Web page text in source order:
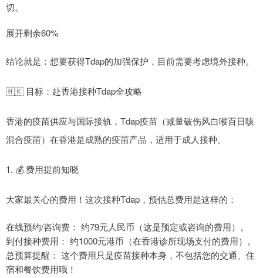
切。
展开剩余60%
结论就是：想要获得Tdap的加强保护，目前需要考虑境外接种。
🇭🇰 目标：赴香港接种Tdap全攻略
香港的疫苗供应与国际接轨，Tdap疫苗（减量破伤风白喉百日咳
混合疫苗）在香港是成熟的疫苗产品，适用于成人接种。
1. 💰 费用提前知晓
大家最关心的费用！这次接种Tdap，预估总费用是这样的：
在线预约/咨询费： 约79元人民币（这是预定或咨询的费用）。
到付接种费用： 约1000元港币（在香港诊所现场支付的费用）。
总预算提醒： 这个费用只是疫苗接种本身，不包括您的交通、住
宿和餐饮费用哦！